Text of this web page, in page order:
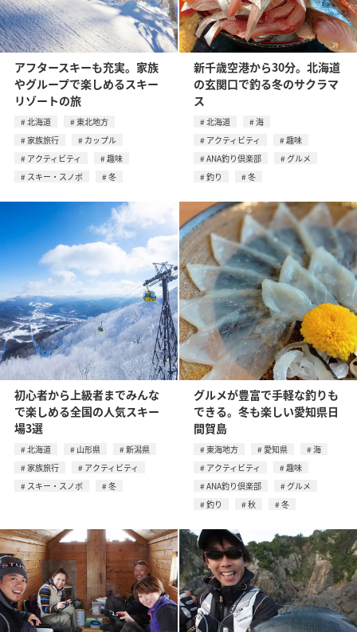
アフタースキーも充実。家族
やグループで楽しめるスキー
リゾートの旅
北海道
東北地方
家族旅行
カップル
アクティビティ
趣味
スキー・スノボ
冬
新千歳空港から30分。北海道
の玄関口で釣る冬のサクラマ
ス
北海道
海
アクティビティ
趣味
ANA釣り倶楽部
グルメ
釣り
冬
初心者から上級者までみんな
で楽しめる全国の人気スキー
場3選
北海道 山形県
新潟県
家族旅行
アクティビティ
スキー・スノボ
冬
グルメが豊富で手軽な釣りも
できる。冬も楽しい愛知県日
間賀島
東海地方 愛知県
海
アクティビティ
趣味
ANA釣り倶楽部
グルメ
釣り
秋 冬